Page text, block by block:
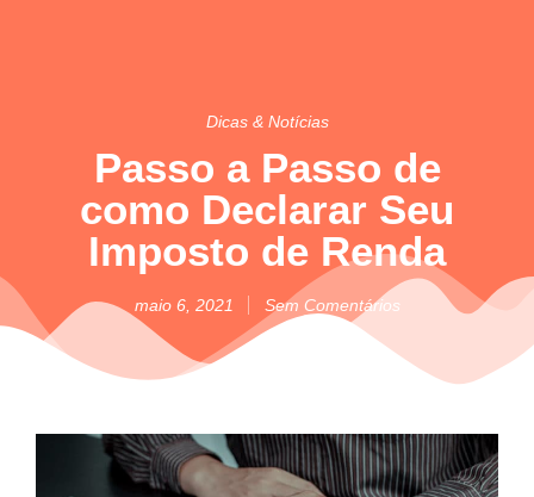
Dicas & Notícias
Passo a Passo de
como Declarar Seu
Imposto de Renda
maio 6, 2021 Sem Comentários